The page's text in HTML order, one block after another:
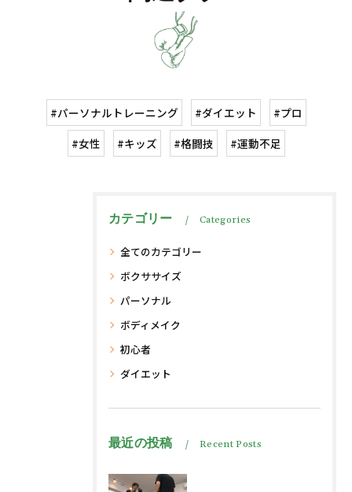
#パーソナルトレーニング #ダイエット
#プロ
#女性
#キッズ #格闘技 #運動不足
カテゴリー Categories
全てのカテゴリー
ボクササイズ
パーソナル
ボディメイク
初心者
ダイエット
最近の投稿 Recent Posts